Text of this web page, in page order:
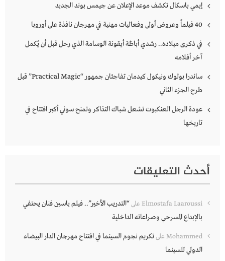
إيمي باسكال تكشف موعد الإعلان عن جيمس بوند الجديد
40 فيلماً وعروض أولى وفعاليات مهنية في مهرجان نافذة على أوروبا
في ذكرى ميلاده.. رشدي أباظة أيقونة الوسامة الذي رحل قبل أن يُكمل
آخر أفلامه
ساندرا بولوك ونيكول كيدمان تفاجئان جمهور “Practical Magic” قبل
طرح الجزء الثاني
عودة الرجل العنكبوت تشعل شباك التذاكر وتمنح سوني أكبر افتتاح في
تاريخها
أحدث التعليقات
Elmostafa Laaroussi على“التدريب الأخير”.. فيلم ياسين فنان يحتفي
بالإبداع المسرحي وصراعاته الداخلية
Mohammed علىتكريم نجوم السينما في افتتاح مهرجان الدار البيضاء
الدولي للسينما